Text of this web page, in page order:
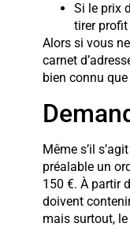
Si le prix
tirer
Alors si vous
carnet
bien connu
Même s’il
préalable un
150 €. À partir
doivent
mais surtout,